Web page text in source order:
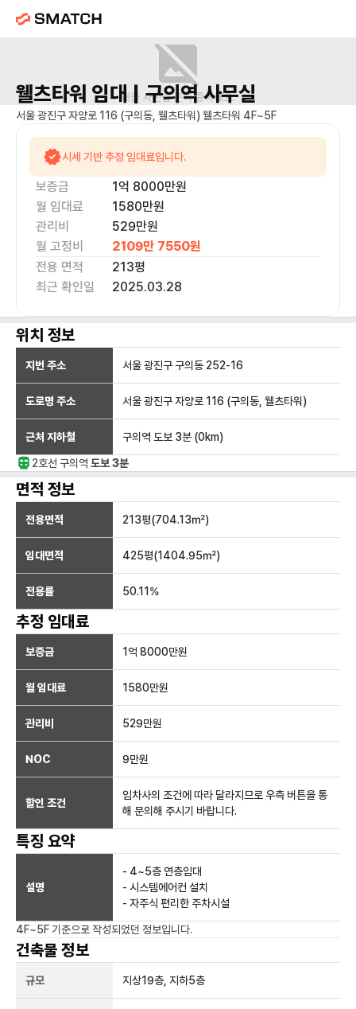
매물 사진을 준비 중이에요.
웰츠타워 임대 | 구의역사무실
서울 광진구 자양로 116 (구의동, 웰츠타워) 웰츠타워 4F~5F
시세 기반 추정 임대료입니다.
보증금 1억 8000만원
월 임대료
1580만원
관리비
529만원
월 고정비
2109만 7550원
전용 면적
213평
최근 확인일
2025.03.28
위치 정보
지번 주소 서울 광진구 구의동 252-16
도로명 주소 서울 광진구 자양로 116 (구의동, 웰츠타워)
근처 지하철 구의역 도보 3분 (0km)
2호선 구의 역 도보 3분
면적 정보
전용면적 213평(704.13㎡)
임대면적 425평(1404.95㎡)
전용률 50.11 %
추정 임대료
보증금 1억 8000만원
월 임대료 1580만원
관리비 529만원
NOC 9만원
할인 조건
임차사의 조건에 따라 달라지므로 우측 버튼을 통
해 문의해 주시기 바랍니다.
특징 요약
설명
- 4~5층 연층임대
- 시스템에어컨 설치
- 자주식 편리한 주차시설
4F~5F 기준으로 작성되었던 정보입니다.
건축물 정보
규모 지상19층, 지하5층